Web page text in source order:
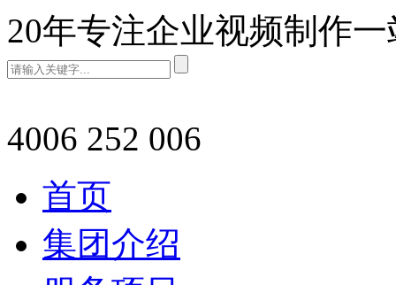
20年专注企业视频制作
4006 252 006
首页
集团介绍